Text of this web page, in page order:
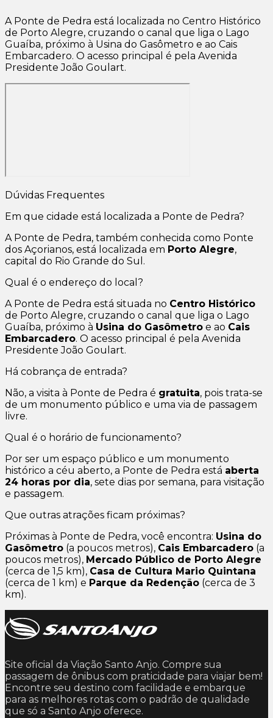
A Ponte de Pedra está localizada no Centro Histórico
de Porto Alegre, cruzando o canal que liga o Lago
Guaíba, próximo à Usina do Gasômetro e ao Cais
Embarcadero. O acesso principal é pela Avenida
Presidente João Goulart.
Dúvidas Frequentes
Em que cidade está localizada a Ponte de Pedra?
A Ponte de Pedra, também conhecida como Ponte
dos Açorianos, está localizada em Porto Alegre,
capital do Rio Grande do Sul.
Qual é o endereço do local?
A Ponte de Pedra está situada no Centro Histórico
de Porto Alegre, cruzando o canal que liga o Lago
Guaíba, próximo à Usina do Gasômetro e ao Cais
Embarcadero. O acesso principal é pela Avenida
Presidente João Goulart.
Há cobrança de entrada?
Não, a visita à Ponte de Pedra é gratuita, pois trata-se
de um monumento público e uma via de passagem
livre.
Qual é o horário de funcionamento?
Por ser um espaço público e um monumento
histórico a céu aberto, a Ponte de Pedra está aberta
24 horas por dia, sete dias por semana, para visitação
e passagem.
Que outras atrações ficam próximas?
Próximas à Ponte de Pedra, você encontra: Usina do
Gasômetro (a poucos metros), Cais Embarcadero (a
poucos metros), Mercado Público de Porto Alegre
(cerca de 1,5 km), Casa de Cultura Mario Quintana
(cerca de 1 km) e Parque da Redenção (cerca de 3
km).
Site oficial da Viação Santo Anjo. Compre sua
passagem de ônibus com praticidade para viajar bem!
Encontre seu destino com facilidade e embarque
para as melhores rotas com o padrão de qualidade
que só a Santo Anjo oferece.